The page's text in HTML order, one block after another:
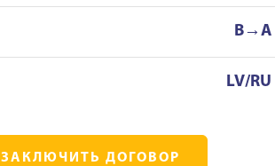
B→A
LV/RU
ЗАКЛЮЧИТЬ ДОГОВОР